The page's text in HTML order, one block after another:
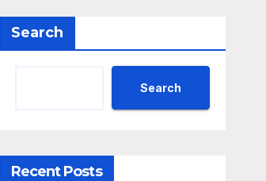
Search
Search
Recent Posts